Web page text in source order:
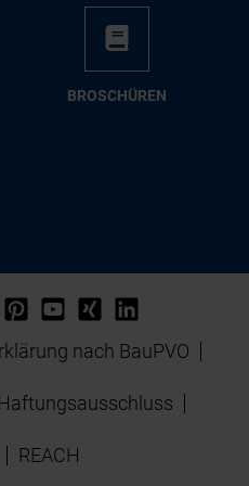
BRO­SCHÜ­REN
nach BauPVO
REACH